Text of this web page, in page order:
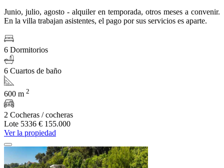
Junio, julio, agosto - alquiler en temporada, otros meses a convenir.
En la villa trabajan asistentes, el pago por sus servicios es aparte.
6 Dormitorios
6 Cuartos de baño
600 m 2
2 Cocheras / cocheras
Lote 5336 € 155.000
Ver la propiedad